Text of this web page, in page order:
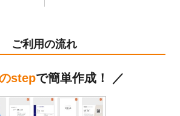
押し年賀状のデザインテンプレート
ッカーのデザインテンプレート
した。
年巳年の年賀状デザインテンプレート
ご利用の流れ
stepで簡単作成！ ／